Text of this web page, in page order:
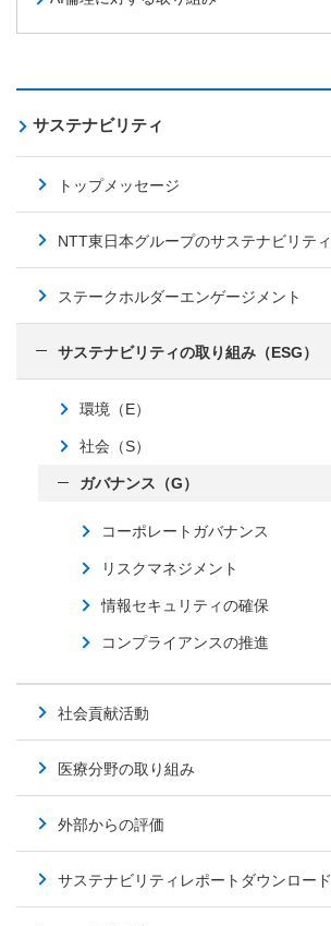
サステナビリティ
トップメッセージ
NTT東日本グループのサステナビリティ
ステークホルダーエンゲージメント
サステナビリティの取り組み（ESG）
環境（E）
社会（S）
ガバナンス（G）
コーポレートガバナンス
リスクマネジメント
情報セキュリティの確保
コンプライアンスの推進
社会貢献活動
医療分野の取り組み
外部からの評価
サステナビリティレポートダウンロード